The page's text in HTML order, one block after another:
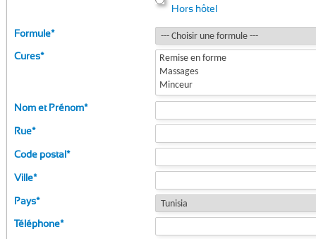
Hors hôtel
Formule*
Cures*
Nom et Prénom*
Rue*
Code postal*
Ville*
Pays*
Téléphone*